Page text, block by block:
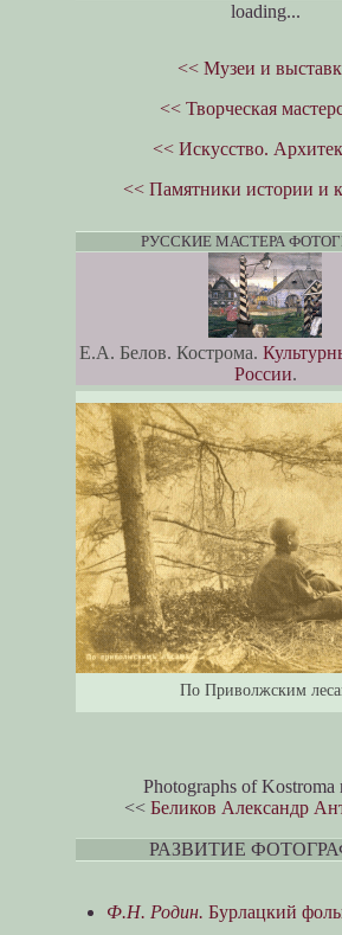
loading...
<< Музеи и
<< Творческая
<< Искусство.
<< Памятники истории и
РУССКИЕ МАСТЕРА
Е.А. Белов. Кострома.
России.
По Приволжским
Photographs of Kostroma
<< Беликов Александр
РАЗВИТИЕ
Ф.Н. Родин. Бурлацкий